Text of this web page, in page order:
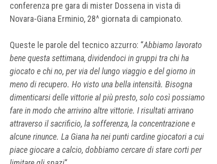
conferenza pre gara di mister Dossena in vista di
Novara-Giana Erminio, 28^ giornata di campionato.
Queste le parole del tecnico azzurro: “Abbiamo lavorato
bene questa settimana, dividendoci in gruppi tra chi ha
giocato e chi no, per via del lungo viaggio e del giorno in
meno di recupero. Ho visto una bella intensità. Bisogna
dimenticarsi delle vittorie al più presto, solo così possiamo
fare in modo che arrivino altre vittorie. I risultati arrivano
attraverso il sacrificio, la sofferenza, la concentrazione e
alcune rinunce. La Giana ha nei punti cardine giocatori a cui
piace giocare a calcio, dobbiamo cercare di stare corti per